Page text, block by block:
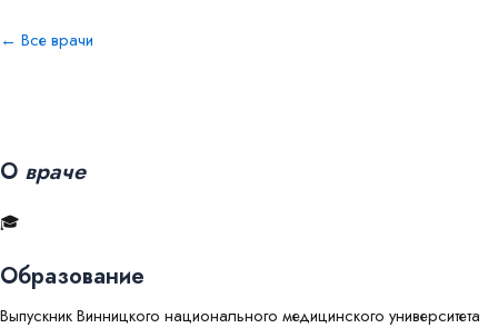
← Все врачи
О враче
🎓
Образование
Выпускник Винницкого национального медицинского университета